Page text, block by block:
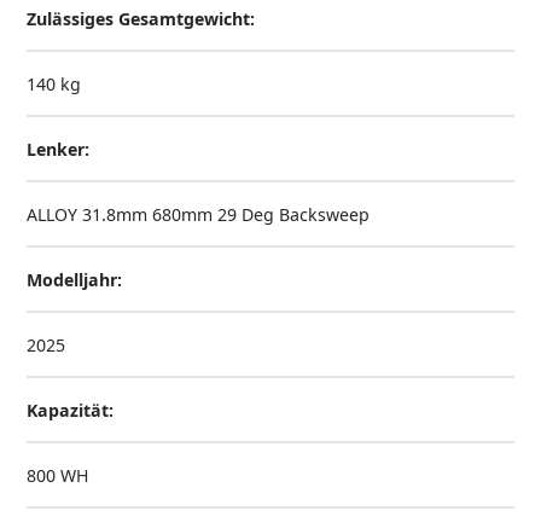
Zulässiges Gesamtgewicht:
140 kg
Lenker:
ALLOY 31.8mm 680mm 29 Deg Backsweep
Modelljahr:
2025
Kapazität:
800 WH